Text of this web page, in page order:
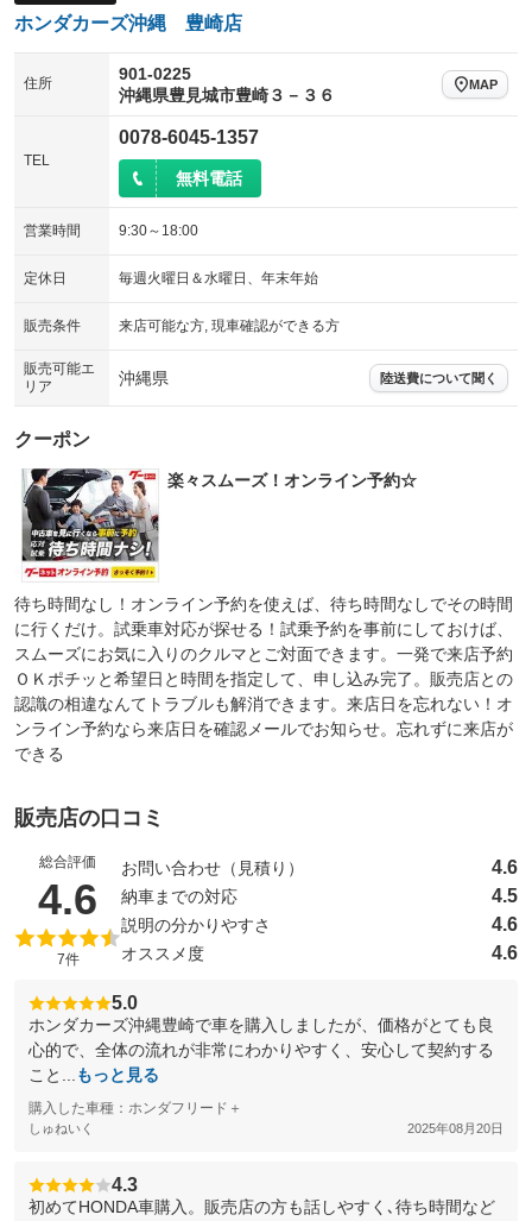
ホンダカーズ沖縄 豊崎店
住所
901-0225
沖縄県豊見城市豊崎３－３６
MAP
TEL
0078-6045-1357
無料電話
営業時間 9:30～18:00
定休日 毎週火曜日＆水曜日、年末年始
販売条件 来店可能な方, 現車確認ができる方
販売可能エ
リア
沖縄県 陸送費について聞く
クーポン
楽々スムーズ！オンライン予約☆
待ち時間なし！オンライン予約を使えば、待ち時間なしでその時間
に行くだけ。試乗車対応が探せる！試乗予約を事前にしておけば、
スムーズにお気に入りのクルマとご対面できます。一発で来店予約
ＯＫポチッと希望日と時間を指定して、申し込み完了。販売店との
認識の相違なんてトラブルも解消できます。来店日を忘れない！オ
ンライン予約なら来店日を確認メールでお知らせ。忘れずに来店が
できる
販売店の口コミ
総合評価
4.6 （5点満点中）
7件
お問い合わせ（見積り） 4.6
納車までの対応 4.5
説明の分かりやすさ 4.6
オススメ度 4.6
5.0
ホンダカーズ沖縄豊崎で車を購入しましたが、価格がとても良
心的で、全体の流れが非常にわかりやすく、安心して契約する
こと...
もっと見る
購入した車種：ホンダフリード＋
しゅねいく 2025年08月20日
4.3
初めてHONDA車購入。販売店の方も話しやすく､待ち時間など